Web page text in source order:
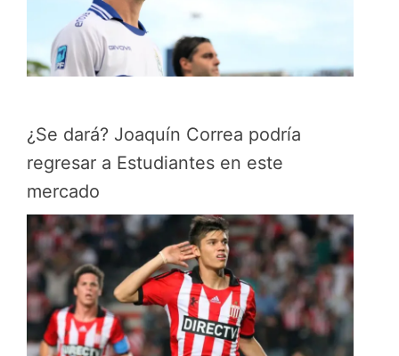
¿Se dará? Joaquín Correa podría
regresar a Estudiantes en este
mercado